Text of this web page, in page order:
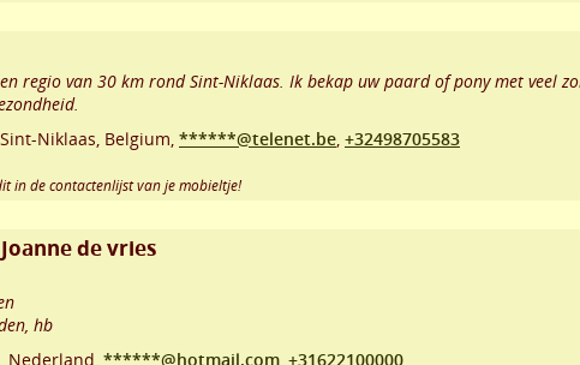
regio van 30 km rond Sint-Niklaas. Ik bekap uw paard of pony met veel
Sint-Niklaas, Belgium, ******@telenet.be, +32498705583
in de contactenlijst van je mobieltje!
de vries
hb
, Nederland, ******@hotmail.com, +31622100000